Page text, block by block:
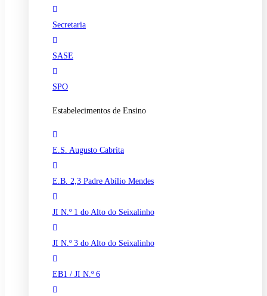
Secretaria
SASE
SPO
Estabelecimentos de Ensino
E.S. Augusto Cabrita
E.B. 2,3 Padre Abílio Mendes
JI N.º 1 do Alto do Seixalinho
JI N.º 3 do Alto do Seixalinho
EB1 / JI N.º 6